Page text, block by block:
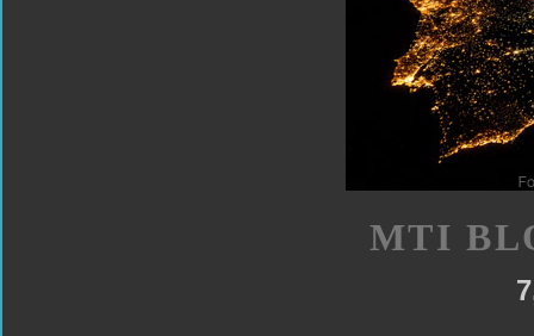
MTI